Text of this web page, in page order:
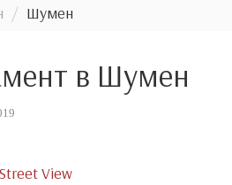
Шумен
в Шумен
Street View